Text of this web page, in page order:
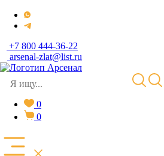
+7 800 444-36-22
arsenal-zlat@list.ru
0
0